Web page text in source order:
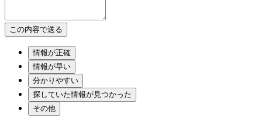
情報が正確
情報が早い
分かりやすい
探していた情報が見つかった
その他